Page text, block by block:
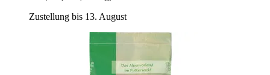
Zustellung bis 13. August